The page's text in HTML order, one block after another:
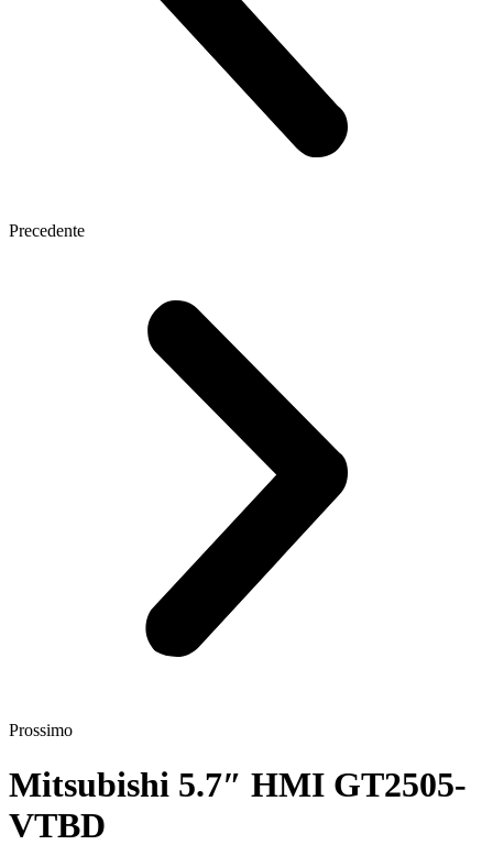
Precedente
Prossimo
Mitsubishi 5.7″ HMI GT2505-
VTBD